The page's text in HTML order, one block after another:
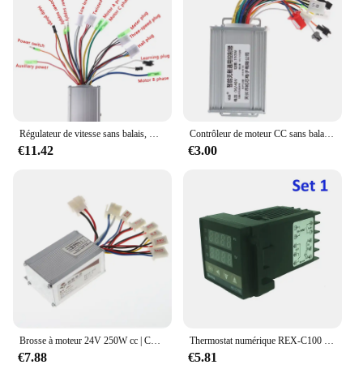
Régulateur de vitesse sans balais, moteur électrique 24/36V, 250W, pour Scooter et vélo électrique
€11.42
Contrôleur de moteur CC sans balais pour vélo électrique, accessoires de vélo, 36 V, 48V, 350W, chaud, nouveau, 1 pièce
€3.00
Brosse à moteur 24V 250W cc | Contrôleur de vitesse, pour vélo électrique Scooter -B119
€7.88
Thermostat numérique REX-C100 régulateur de température SSR sortie K type thermocouple capteur 48x48 + SSR 40DA relais solide + capteur
€5.81